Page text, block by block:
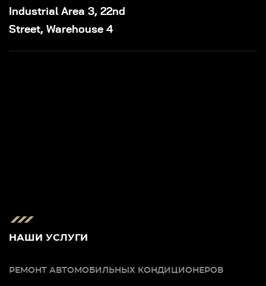
Industrial Area 3, 22nd
Street, Warehouse 4
НАШИ УСЛУГИ
РЕМОНТ АВТОМОБИЛЬНЫХ КОНДИЦИОНЕРОВ